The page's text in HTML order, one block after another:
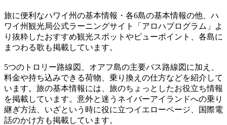
旅に便利なハワイ州の基本情報・各6島の基本情報の他、ハ
ワイ州観光局公式ラーニングサイト「アロハプログラム」よ
り抜粋したおすすめ観光スポットやビューポイント、各島に
まつわる歌も掲載しています。
5つのトロリー路線図、オアフ島の主要バス路線図に加え、
料金や持ち込みできる荷物、乗り換えの仕方などを紹介して
います。旅の基本情報には、旅のちょっとしたお役立ち情報
を掲載しています。意外と迷うネイバーアイランドへの乗り
継ぎ方法、いざという時に役に立つイエローページ、国際電
話のかけ方も掲載しています。